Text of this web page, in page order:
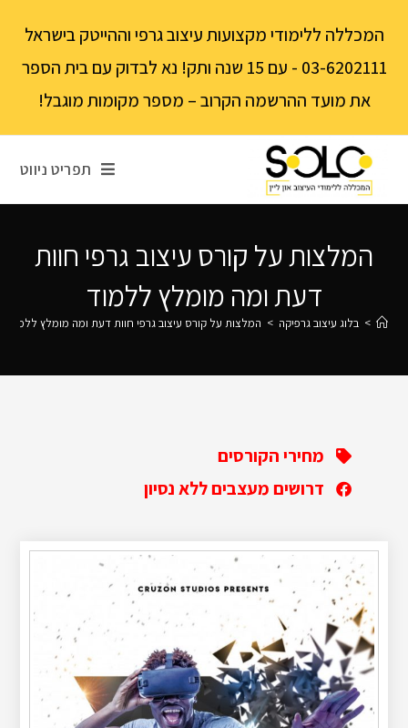
המכללה ללימודי מקצועות עיצוב גרפי וההייטק בישראל
03-6202111 - עם 15 שנה ותק! נא לבדוק עם בית הספר
את מועד ההרשמה הקרוב – מספר מקומות מוגבל!
תפריט ניווט
המלצות על קורס עיצוב גרפי חוות
דעת ומה מומלץ ללמוד
> בלוג עיצוב גרפיקה > המלצות על קורס עיצוב גרפי חוות דעת ומה מומלץ ללמוד
מחירי הקורסים
דרושים מעצבים ללא נסיון